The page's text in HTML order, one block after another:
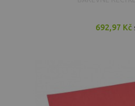
692,97 Kč